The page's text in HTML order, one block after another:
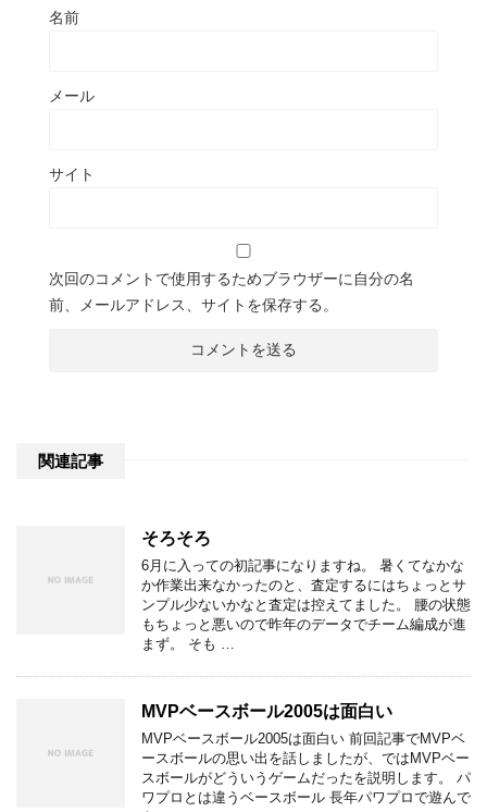
名前
メール
サイト
次回のコメントで使用するためブラウザーに自分の名
前、メールアドレス、サイトを保存する。
関連記事
そろそろ
6月に入っての初記事になりますね。 暑くてなかな
か作業出来なかったのと、査定するにはちょっとサ
ンプル少ないかなと査定は控えてました。 腰の状態
もちょっと悪いので昨年のデータでチーム編成が進
まず。 そも …
MVPベースボール2005は面白い
MVPベースボール2005は面白い 前回記事でMVPベ
ースボールの思い出を話しましたが、ではMVPベー
スボールがどういうゲームだったを説明します。 パ
ワプロとは違うベースボール 長年パワプロで遊んで